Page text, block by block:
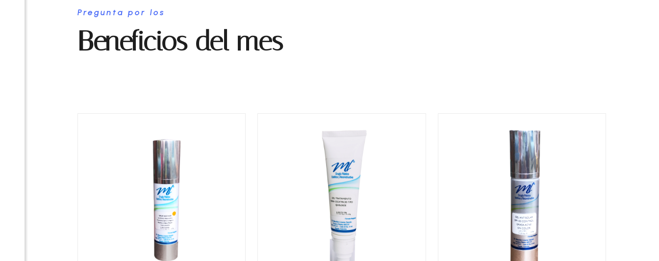
Pregunta por los
Beneficios del mes